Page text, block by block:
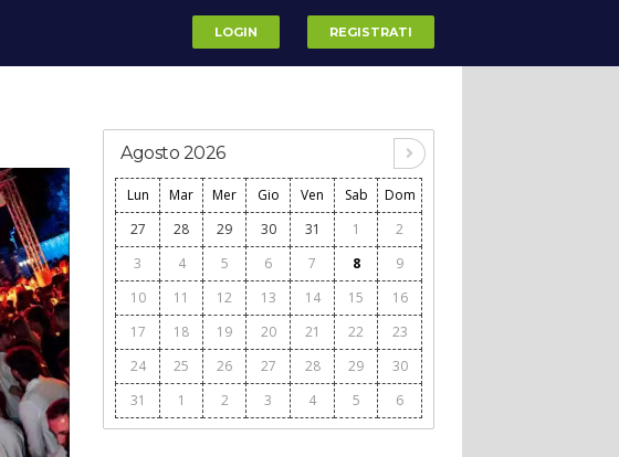
LOGIN REGISTRATI
Agosto 2026
Lun Mar Mer Gio Ven Sab
Dom
27
28 29 30 31 1
2
3
4 5 6 7 8
9
10
11 12 13 14 15
16
17
18 19 20 21 22
23
24
25 26 27 28 29
30
31
1 2 3 4 5 6